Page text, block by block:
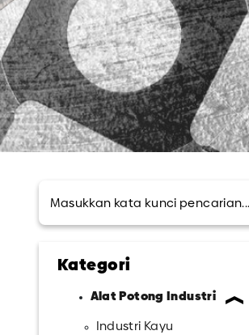
Kategori
Alat Potong Industri
Industri Kayu